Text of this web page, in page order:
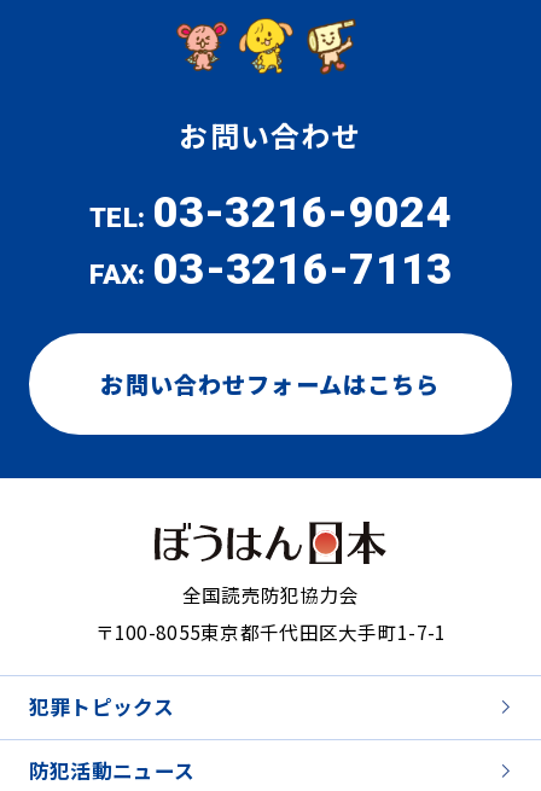
お問い合わせ
TEL: 03-3216-9024
FAX: 03-3216-7113
お問い合わせフォームはこちら
全国読売防犯協力会
〒100-8055東京都千代田区大手町1-7-1
犯罪トピックス
防犯活動ニュース